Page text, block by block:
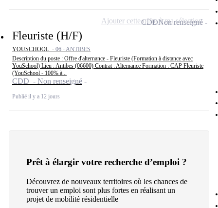
Fleuriste (H/F)
YOUSCHOOL - 06 - ANTIBES
Description du poste : Offre d'alternance - Fleuriste (Formation à distance avec
YouSchool) Lieu : Antibes (06600) Contrat : Alternance Formation : CAP Fleuriste
(YouSchool - 100% à...
CDD - Non renseigné
Publié il y a 12 jours
CDDNon renseigné
Ajouter cette offre à ma sélection
Prêt à élargir votre recherche d’emploi ?
Découvrez de nouveaux territoires où les chances de
trouver un emploi sont plus fortes en réalisant un
projet de mobilité résidentielle